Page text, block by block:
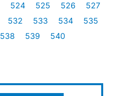
524 525 526
527
532 533 534
535
538 539 540